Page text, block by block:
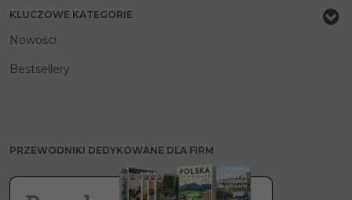
KLUCZOWE KATEGORIE
Nowości
Bestsellery
PRZEWODNIKI DEDYKOWANE DLA FIRM